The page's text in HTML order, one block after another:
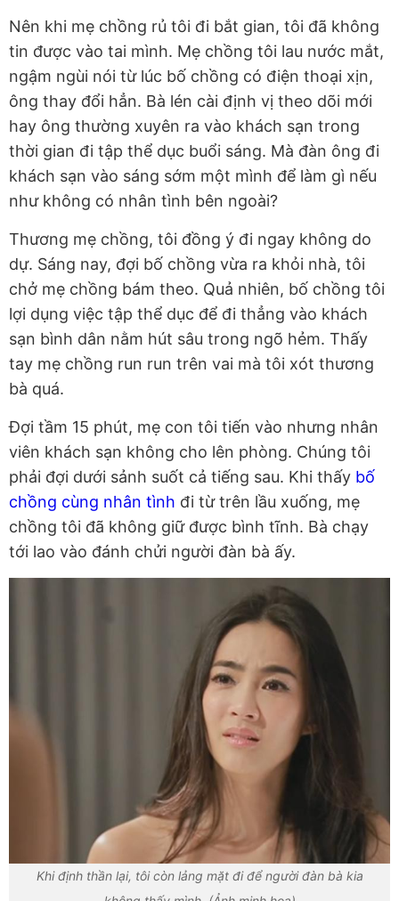
Nên khi mẹ chồng rủ tôi đi bắt gian, tôi đã không
tin được vào tai mình. Mẹ chồng tôi lau nước mắt,
ngậm ngùi nói từ lúc bố chồng có điện thoại xịn,
ông thay đổi hẳn. Bà lén cài định vị theo dõi mới
hay ông thường xuyên ra vào khách sạn trong
thời gian đi tập thể dục buổi sáng. Mà đàn ông đi
khách sạn vào sáng sớm một mình để làm gì nếu
như không có nhân tình bên ngoài?
Thương mẹ chồng, tôi đồng ý đi ngay không do
dự. Sáng nay, đợi bố chồng vừa ra khỏi nhà, tôi
chở mẹ chồng bám theo. Quả nhiên, bố chồng tôi
lợi dụng việc tập thể dục để đi thẳng vào khách
sạn bình dân nằm hút sâu trong ngõ hẻm. Thấy
tay mẹ chồng run run trên vai mà tôi xót thương
bà quá.
Đợi tầm 15 phút, mẹ con tôi tiến vào nhưng nhân
viên khách sạn không cho lên phòng. Chúng tôi
phải đợi dưới sảnh suốt cả tiếng sau. Khi thấy bố
chồng cùng nhân tình đi từ trên lầu xuống, mẹ
chồng tôi đã không giữ được bình tĩnh. Bà chạy
tới lao vào đánh chửi người đàn bà ấy.
Khi định thần lại, tôi còn lảng mặt đi để người đàn bà kia